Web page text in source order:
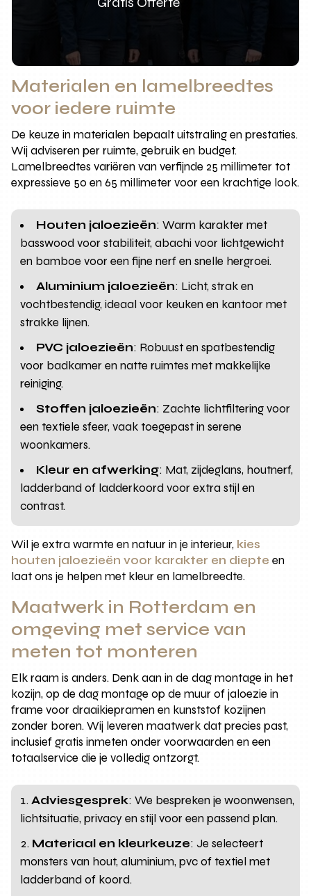
Materialen en lamelbreedtes
voor iedere ruimte
De keuze in materialen bepaalt uitstraling en prestaties.
Wij adviseren per ruimte, gebruik en budget.
Lamelbreedtes variëren van verfijnde 25 millimeter tot
expressieve 50 en 65 millimeter voor een krachtige look.
Houten jaloezieën: Warm karakter met
basswood voor stabiliteit, abachi voor lichtgewicht
en bamboe voor een fijne nerf en snelle hergroei.
Aluminium jaloezieën: Licht, strak en
vochtbestendig, ideaal voor keuken en kantoor met
strakke lijnen.
PVC jaloezieën: Robuust en spatbestendig
voor badkamer en natte ruimtes met makkelijke
reiniging.
Stoffen jaloezieën: Zachte lichtfiltering voor
een textiele sfeer, vaak toegepast in serene
woonkamers.
Kleur en afwerking: Mat, zijdeglans, houtnerf,
ladderband of ladderkoord voor extra stijl en
contrast.
Wil je extra warmte en natuur in je interieur, kies
houten jaloezieën voor karakter en diepte en
laat ons je helpen met kleur en lamelbreedte.
Maatwerk in Rotterdam en
omgeving met service van
meten tot monteren
Elk raam is anders. Denk aan in de dag montage in het
kozijn, op de dag montage op de muur of jaloezie in
frame voor draaikiepramen en kunststof kozijnen
zonder boren. Wij leveren maatwerk dat precies past,
inclusief gratis inmeten onder voorwaarden en een
totaalservice die je volledig ontzorgt.
Adviesgesprek: We bespreken je woonwensen,
lichtsituatie, privacy en stijl voor een passend plan.
Materiaal en kleurkeuze: Je selecteert
monsters van hout, aluminium, pvc of textiel met
ladderband of koord.